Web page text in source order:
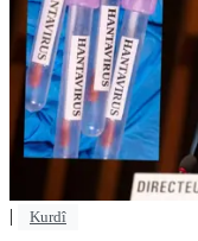
| Kurdî